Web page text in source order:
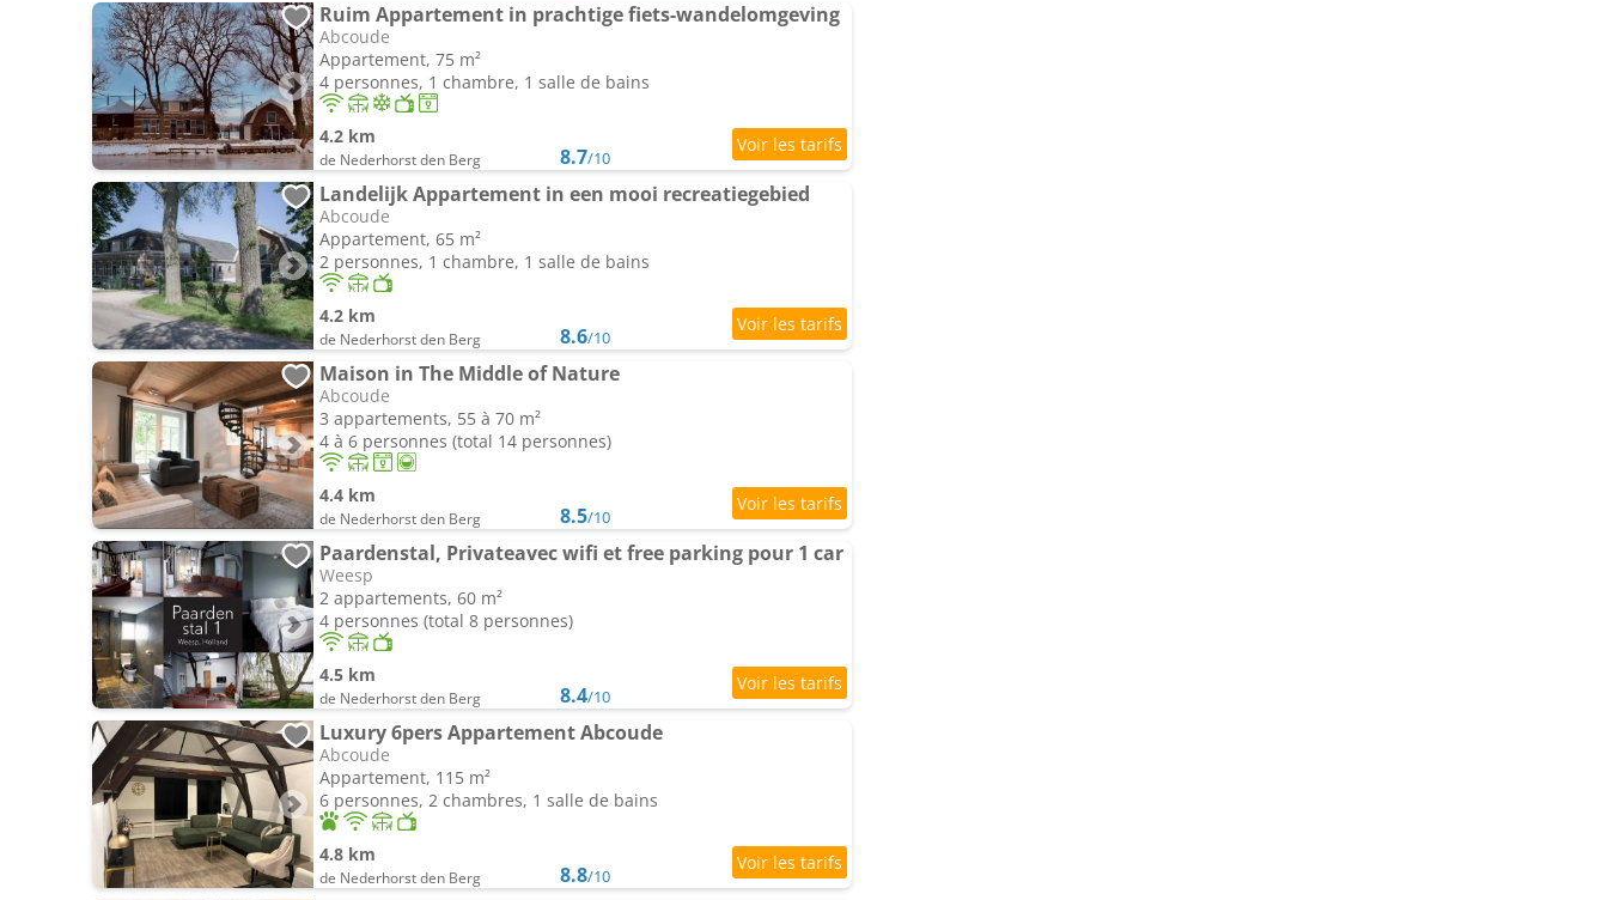
Ruim Appartement in prachtige fiets-wandelomgeving
Abcoude
Appartement, 75 m²
4 personnes, 1 chambre, 1 salle de bains
4.2 km
de Nederhorst den Berg 8.7/10
Landelijk Appartement in een mooi recreatiegebied
Abcoude
Appartement, 65 m²
2 personnes, 1 chambre, 1 salle de bains
4.2 km
de Nederhorst den Berg 8.6/10
Maison in The Middle of Nature
Abcoude
3 appartements, 55 à 70 m²
4 à 6 personnes (total 14 personnes)
4.4 km
de Nederhorst den Berg 8.5/10
Paardenstal, Privateavec wifi et free parking pour 1 car
Weesp
2 appartements, 60 m²
4 personnes (total 8 personnes)
4.5 km
de Nederhorst den Berg 8.4/10
Luxury 6pers Appartement Abcoude
Abcoude
Appartement, 115 m²
6 personnes, 2 chambres, 1 salle de bains
4.8 km
de Nederhorst den Berg 8.8/10